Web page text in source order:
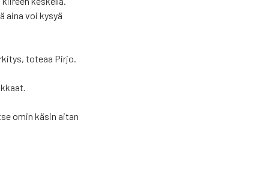
aina voi kysyä
tote­aa Pir­jo.
omin käsin aitan